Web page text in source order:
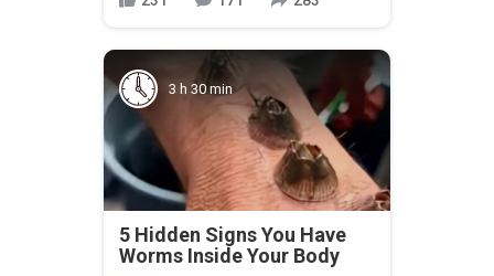
3 h 30 min
5 Hidden Signs You Have
Worms Inside Your Body